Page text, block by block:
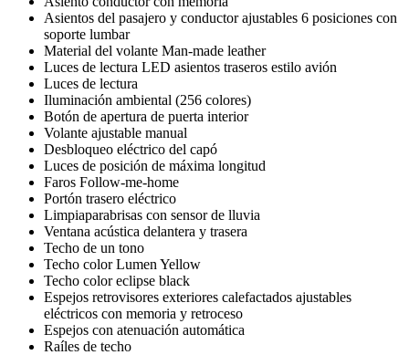
Asientos del pasajero y conductor ajustables 6 posiciones con
soporte lumbar
Material del volante Man-made leather
Luces de lectura LED asientos traseros estilo avión
Luces de lectura
Iluminación ambiental (256 colores)
Botón de apertura de puerta interior
Volante ajustable manual
Desbloqueo eléctrico del capó
Luces de posición de máxima longitud
Faros Follow-me-home
Portón trasero eléctrico
Limpiaparabrisas con sensor de lluvia
Ventana acústica delantera y trasera
Techo de un tono
Techo color Lumen Yellow
Techo color eclipse black
Espejos retrovisores exteriores calefactados ajustables
eléctricos con memoria y retroceso
Espejos con atenuación automática
Raíles de techo